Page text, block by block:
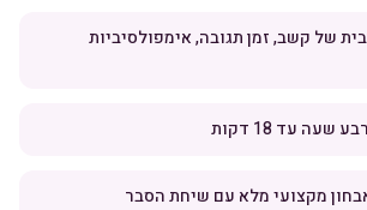
של קשב, זמן תגובה, אימפולסיביות
מקצועי מלא עם שיחת הסבר